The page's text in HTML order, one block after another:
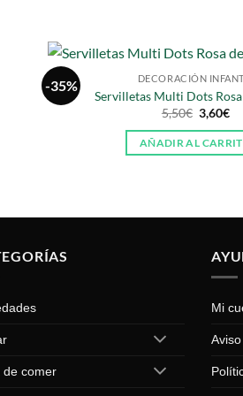
-35% DECORACIÓN
Servilletas Multi Dots
5,50€ El
precio
original
era:
3,60€El
AÑADIR AL
de comer
Mi